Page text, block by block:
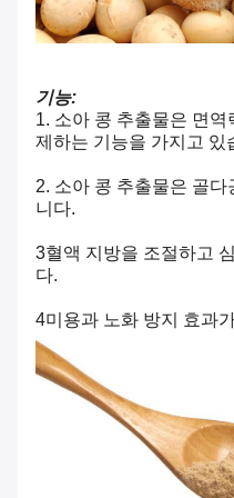
기능:
1. 소아 콩 추출물은 면
제하는 기능을 가지고 있
2. 소아 콩 추출물은 골
니다.
3혈액 지방을 조절하고
다.
4미용과 노화 방지 효과